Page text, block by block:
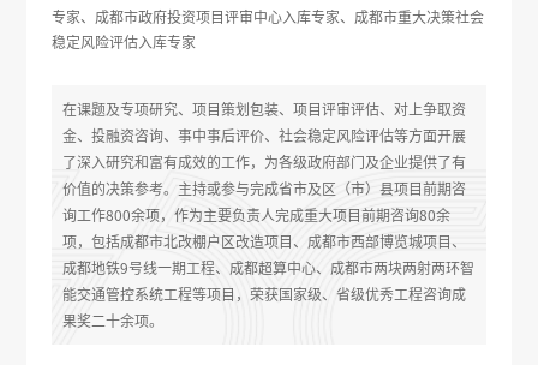
专家、成都市政府投资项目评审中心入库专家、成都市重大决策社会
稳定风险评估入库专家
在课题及专项研究、项目策划包装、项目评审评估、对上争取资
金、投融资咨询、事中事后评价、社会稳定风险评估等方面开展
了深入研究和富有成效的工作，为各级政府部门及企业提供了有
价值的决策参考。主持或参与完成省市及区（市）县项目前期咨
询工作800余项，作为主要负责人完成重大项目前期咨询80余
项，包括成都市北改棚户区改造项目、成都市西部博览城项目、
成都地铁9号线一期工程、成都超算中心、成都市两块两射两环智
能交通管控系统工程等项目，荣获国家级、省级优秀工程咨询成
果奖二十余项。